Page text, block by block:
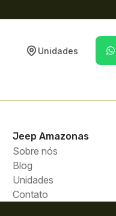
Unidades
Jeep Amazonas
Sobre nós
Blog
Unidades
Contato